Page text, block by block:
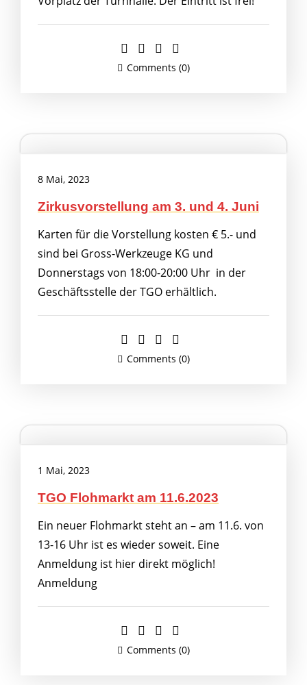
Comments (0)
8 Mai, 2023
Zirkusvorstellung am 3. und 4. Juni
Karten für die Vorstellung kosten € 5.- und
sind bei Gross-Werkzeuge KG und
Donnerstags von 18:00-20:00 Uhr in der
Geschäftsstelle der TGO erhältlich.
Comments (0)
1 Mai, 2023
TGO Flohmarkt am 11.6.2023
Ein neuer Flohmarkt steht an – am 11.6. von
13-16 Uhr ist es wieder soweit. Eine
Anmeldung ist hier direkt möglich!
Anmeldung
Comments (0)